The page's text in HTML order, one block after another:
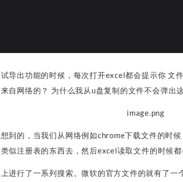
导出功能的时候，每次打开excel都会提示你 文
自网络的？ 为什么我从u盘复制的文件不会弹出
到的，当我们从网络例如chrome下载文件的时
似注册表的东西去，然后excel读取文件的时候都
进行了一系列搜索。微软的官方文件的就有了一